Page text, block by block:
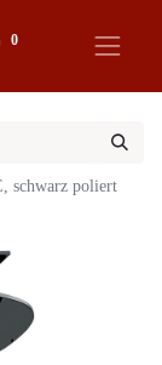
0
schwarz poliert